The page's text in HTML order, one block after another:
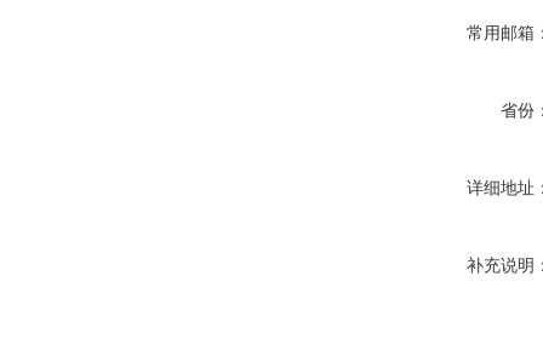
常用邮箱
省份
详细地址
补充说明